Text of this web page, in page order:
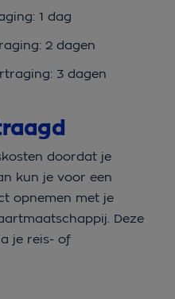
1 dag
2 dagen
3 dagen
doordat je
kun je voor een
opnemen met je
Deze
je reis- of